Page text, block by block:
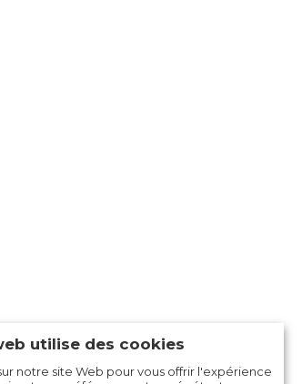
utilise des cookies
notre site Web pour vous offrir l'expérience